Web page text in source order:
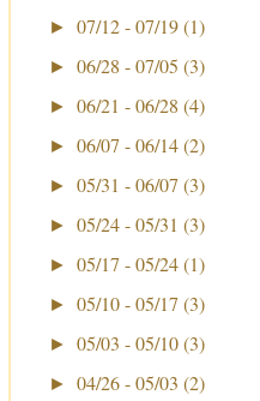
► 07/12 - 07/19 (1)
► 06/28 - 07/05 (3)
► 06/21 - 06/28 (4)
► 06/07 - 06/14 (2)
► 05/31 - 06/07 (3)
► 05/24 - 05/31 (3)
► 05/17 - 05/24 (1)
► 05/10 - 05/17 (3)
► 05/03 - 05/10 (3)
► 04/26 - 05/03 (2)